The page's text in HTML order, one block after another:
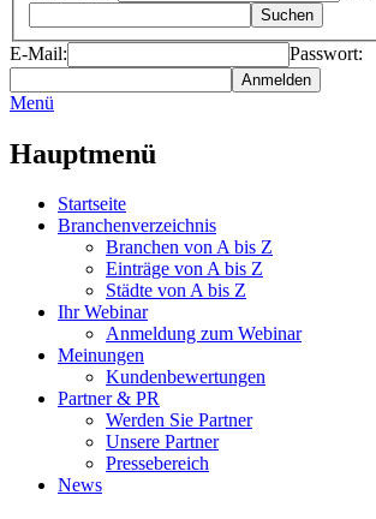
E-Mail: Passwort:
Menü
Hauptmenü
Startseite
Branchenverzeichnis
Branchen von A bis Z
Einträge von A bis Z
Städte von A bis Z
Ihr Webinar
Anmeldung zum Webinar
Meinungen
Kundenbewertungen
Partner & PR
Werden Sie Partner
Unsere Partner
Pressebereich
News